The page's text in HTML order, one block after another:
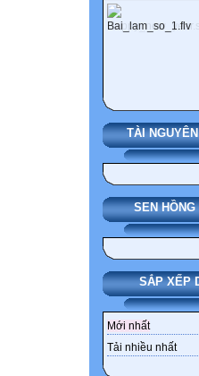
TÀI
SEN HỒNG
SẮP XẾP
Mới nhất
Tải nhiều nhất